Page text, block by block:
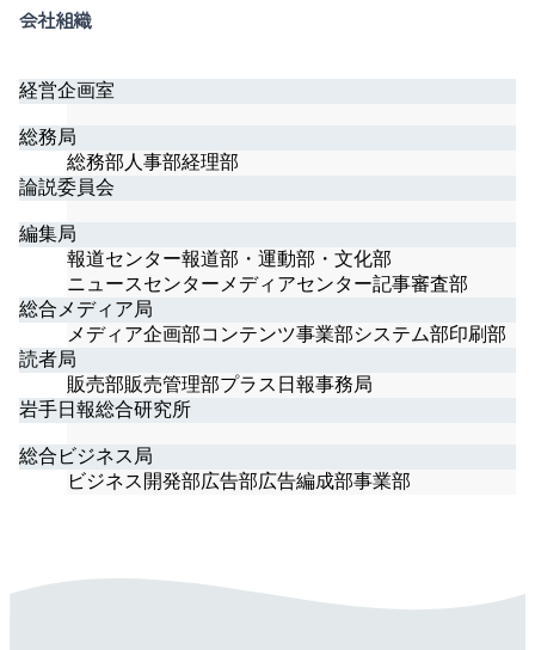
会社組織
経営企画室
総務局
総務部 人事部経理部
論説委員会
編集局
報道センター報道部・運動部・文化部
ニュースセンター メディアセンター記事審査部
総合メディア局
メディア企画部コンテンツ事業部システム部印刷部
読者局
販売部販売管理部プラス日報事務局
岩手日報総合研究所
総合ビジネス局
ビジネス開発部広告部広告編成部事業部